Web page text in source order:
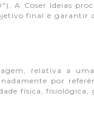
A Coser Ideias
final é garantir
relativa a
por
física, fisiológica,